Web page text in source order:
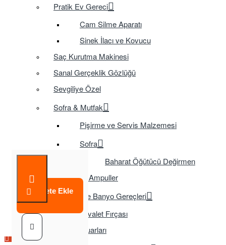
Pratik Ev Gereci
Cam Silme Aparatı
Sinek İlacı ve Kovucu
Saç Kurutma Makinesi
Sanal Gerçeklik Gözlüğü
Sevgiliye Özel
Sofra & Mutfak
Pişirme ve Servis Malzemesi
Sofra
Baharat Öğütücü Değirmen
Tasarruflu Ampuller
Temizlik ve Banyo Gereçleri
Tuvalet Fırçası
TV Aksesuarları
Sepete Ekle
Çok Satılan Ürün
Çok Satılan Ürün
Çok Satılan Ürün
Çok Satılan Ürün
Çok Satılan Ürün
Çok Satılan Ürün
Çok Satılan Ürün
Çok Satılan Ürün
Çok Satılan Ürün